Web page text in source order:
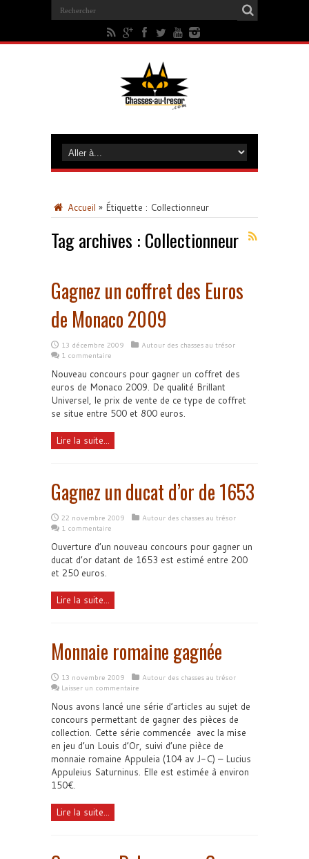
Accueil » Étiquette : Collectionneur
Tag archives : Collectionneur
Gagnez un coffret des Euros
de Monaco 2009
13 décembre 2009
Autour des chasses au trésor
1 commentaire
Nouveau concours pour gagner un coffret des
euros de Monaco 2009. De qualité Brillant
Universel, le prix de vente de ce type de coffret
se situe entre 500 et 800 euros.
Lire la suite...
Gagnez un ducat d’or de 1653
22 novembre 2009
Autour des chasses au trésor
1 commentaire
Ouverture d’un nouveau concours pour gagner un
ducat d’or datant de 1653 est estimé entre 200
et 250 euros.
Lire la suite...
Monnaie romaine gagnée
13 novembre 2009
Autour des chasses au trésor
Laisser un commentaire
Nous avons lancé une série d’articles au sujet de
concours permettant de gagner des pièces de
collection. Cette série commencée avec la mise
en jeu d’un Louis d’Or, suivi d’une pièce de
monnaie romaine Appuleia (104 av J-C) – Lucius
Appuleius Saturninus. Elle est estimée à environ
150€.
Lire la suite...